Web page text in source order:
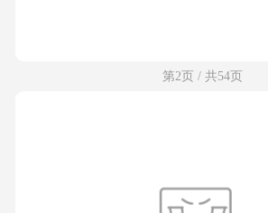
第2页 / 共54页